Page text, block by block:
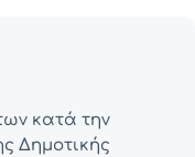
κατά την
Δημοτικής